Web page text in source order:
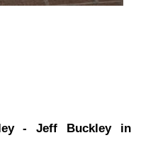
- Jeff Buckley in